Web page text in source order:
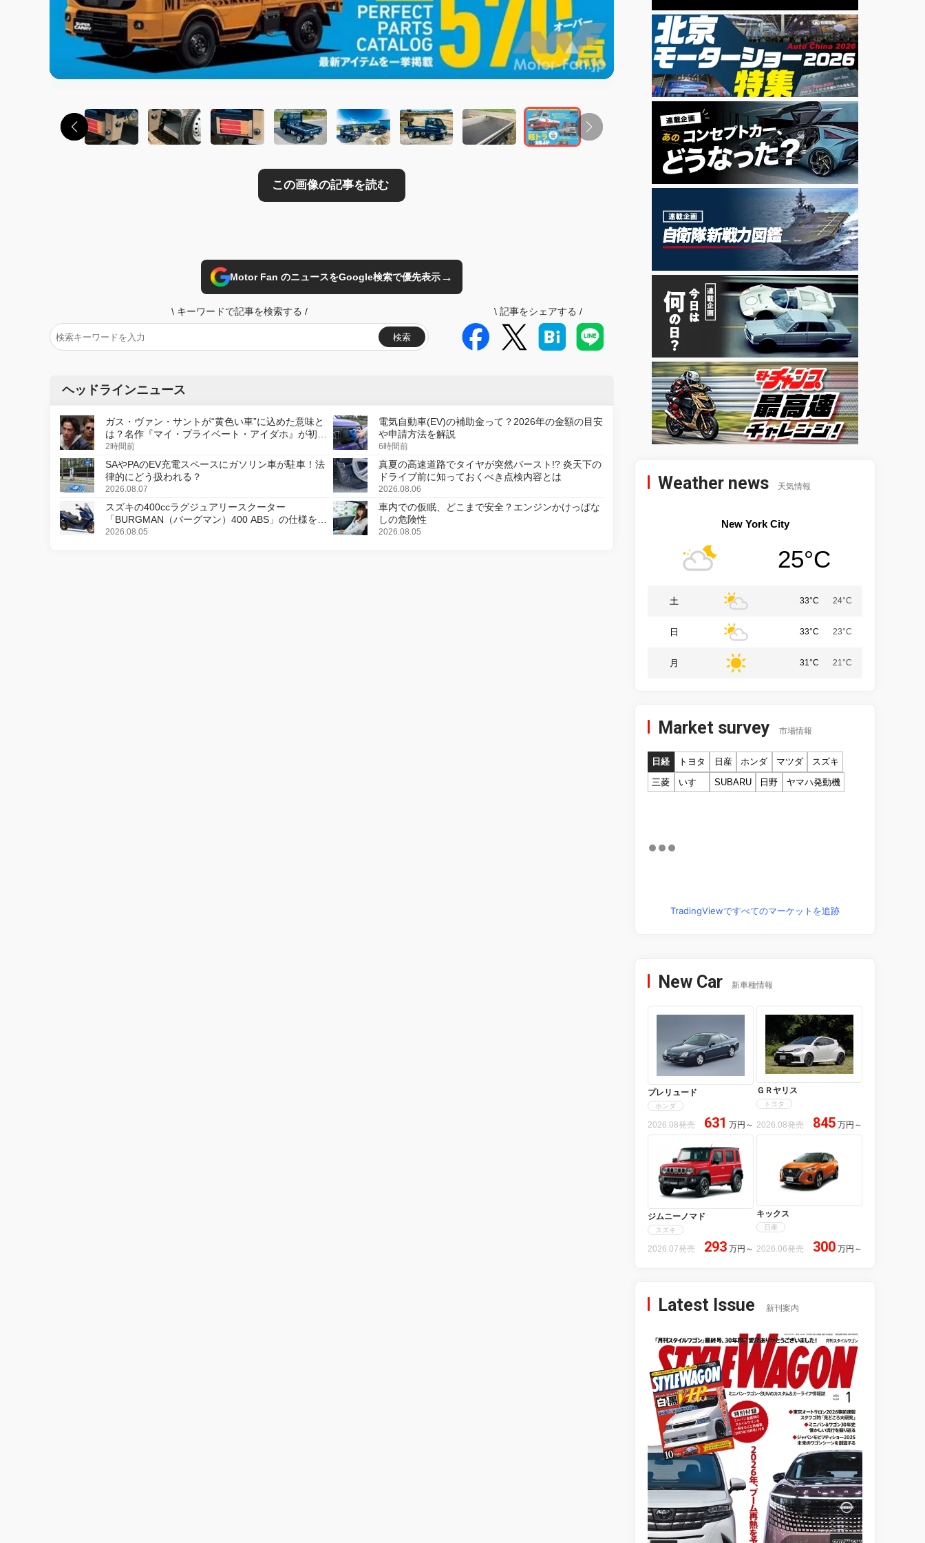
Motor Fan のニュースをGoogle検索で優先表示→
\ キーワードで記事を検索する /
検索
\ 記事をシェアする /
ヘッドラインニュース
ガス・ヴァン・サントが“黄色い車”に込めた意味と
は？名作『マイ・プライベート・アイダホ』が初の
デジタルリマスター版で復活
2時間前
電気自動車(EV)の補助金って？2026年の金額の目安
や申請方法を解説
6時間前
SAやPAのEV充電スペースにガソリン車が駐車！法
律的にどう扱われる？
2026.08.07
真夏の高速道路でタイヤが突然バースト!? 炎天下の
ドライブ前に知っておくべき点検内容とは
2026.08.06
スズキの400ccラグジュアリースクーター
「BURGMAN（バーグマン）400 ABS」の仕様を変
更し、8月18日に発売
2026.08.05
車内での仮眠、どこまで安全？エンジンかけっぱな
しの危険性
2026.08.05
Weather news 天気情報
New York City
25°C
土 33°C 24°C
日 33°C 23°C
月 31°C 21°C
Market survey 市場情報
日経 トヨタ 日産 ホンダ マツダ
スズキ
三菱
いすゞ SUBARU 日野 ヤマハ発動機
TradingViewですべてのマーケットを追跡
New Car 新車種情報
プレリュード
ホンダ
2026.08発売 631 万円 ～
ＧＲヤリス
トヨタ
2026.08発売 845 万円 ～
ジムニーノマド
スズキ
2026.07発売 293 万円 ～
キックス
日産
2026.06発売 300 万円 ～
Latest Issue 新刊案内